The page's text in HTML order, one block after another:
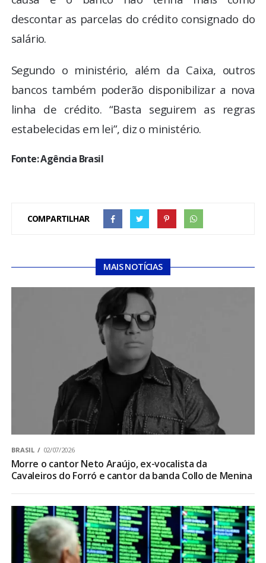
descontar as parcelas do crédito consignado do
salário.
Segundo o ministério, além da Caixa, outros
bancos também poderão disponibilizar a nova
linha de crédito. “Basta seguirem as regras
estabelecidas em lei”, diz o ministério.
Fonte: Agência Brasil
COMPARTILHAR
MAIS NOTÍCIAS
BRASIL 02/07/2026
Morre o cantor Neto Araújo, ex-vocalista da
Cavaleiros do Forró e cantor da banda Collo de Menina